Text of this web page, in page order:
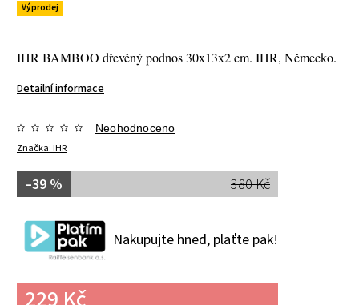
Výprodej
IHR BAMBOO dřevěný podnos 30x13x2 cm. IHR, Německo.
Detailní informace
Značka:IHR
Neohodnoceno
380 Kč
–39 %
Nakupujte hned, plaťte pak!